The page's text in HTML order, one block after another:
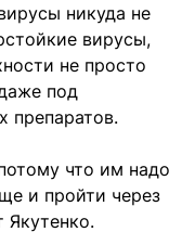
никуда не
вирусы,
не просто
под
препаратов.
что им надо
и пройти через
Якутенко.